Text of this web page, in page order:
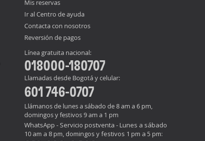
Mis reservas
Ir al Centro de ayuda
Contacta con nosotros
Reversión de pagos
Línea gratuita nacional:
018000-180707
Llamadas desde Bogotá y celular:
601 746-0707
Llámanos de lunes a sábado de 8 am a 6 pm,
domingos y festivos 9 am a 1 pm
WhatsApp - Servicio postventa - Lunes a sábado
10 am a 8 pm, domingos y festivos 1 pm a 5 pm: